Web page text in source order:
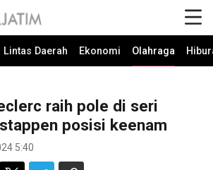
Lintas Daerah Ekonomi Olahraga
raih pole di seri
posisi keenam
5:40